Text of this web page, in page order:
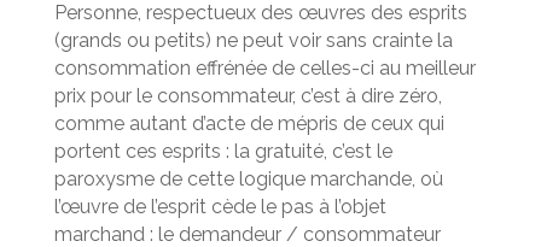
Personne, respectueux des œuvres des esprits
(grands ou petits) ne peut voir sans crainte la
consommation effrénée de celles-ci au meilleur
prix pour le consommateur, c’est à dire zéro,
comme autant d’acte de mépris de ceux qui
portent ces esprits : la gratuité, c’est le
paroxysme de cette logique marchande, où
l’œuvre de l’esprit cède le pas à l’objet
marchand : le demandeur / consommateur